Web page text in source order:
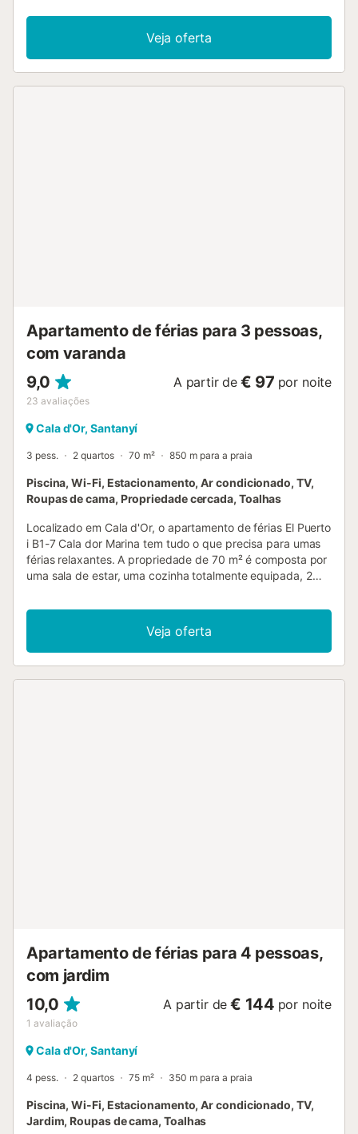
ar condicionado. Uma cadeira alta também está
disponível. Este aluguer de férias possui uma varanda
privada para o seu relaxamento à noite. Localizado a
poucos passos do mar, este alojamento fica a 45 minutos
Veja oferta
Apartamento de férias para 3 pessoas,
com varanda
9,0
23 avaliações
A partir de € 97 por noite
Cala d'Or, Santanyí
3 pess. 2 quartos 70 m² 850 m para a praia
Piscina, Wi-Fi, Estacionamento, Ar condicionado, TV,
Roupas de cama, Propriedade cercada, Toalhas
Localizado em Cala d'Or, o apartamento de férias El Puerto
i B1-7 Cala dor Marina tem tudo o que precisa para umas
férias relaxantes. A propriedade de 70 m² é composta por
uma sala de estar, uma cozinha totalmente equipada, 2
pessoas. As comodidades adicionais incluem Wi-Fi, ar
condicionado, bem como uma máquina de lavar roupa.
Este aluguer de férias dispõe de um espaço exterior
privado com um terraço coberto e uma varanda. Os
Veja oferta
Apartamento de férias para 4 pessoas,
com jardim
10,0
1 avaliação
A partir de € 144 por noite
Cala d'Or, Santanyí
4 pess. 2 quartos 75 m² 350 m para a praia
Piscina, Wi-Fi, Estacionamento, Ar condicionado, TV,
Jardim, Roupas de cama, Toalhas